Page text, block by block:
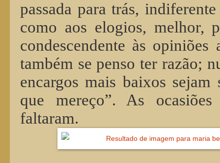
passada para trás,
como aos elogios, melhor,
condescendente às opiniões
também se penso ter razão;
encargos mais baixos
que mereço”. As
faltaram.